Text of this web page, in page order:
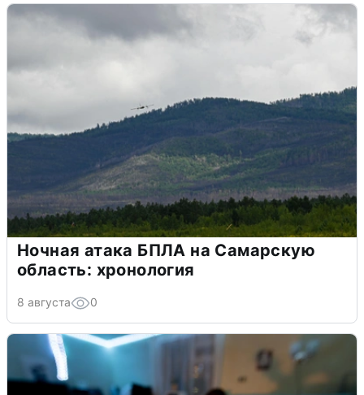
Ночная атака БПЛА на Самарскую
область: хронология
8 августа 0